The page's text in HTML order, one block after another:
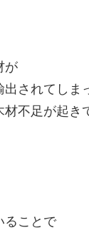
が
されてしま
材不足が起き
ることで